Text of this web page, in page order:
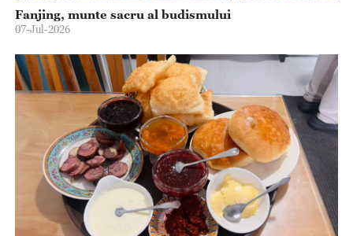
Fanjing, munte sacru al budismului
07-Jul-2026